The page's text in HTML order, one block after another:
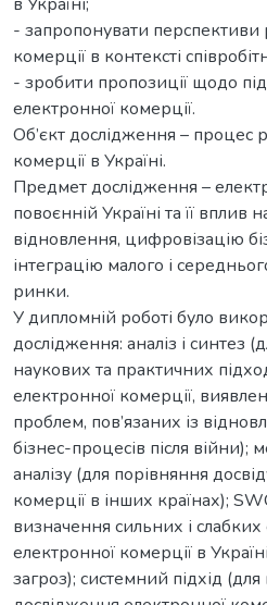
- запропонувати перспективи
комерції в контексті
- зробити пропозиції щодо
електронної комерції.
Об’єкт дослідження – процес
комерції в Україні.
Предмет дослідження –
повоєнній Україні та її вплив
відновлення, цифровізацію
інтеграцію малого і
ринки.
У дипломній роботі було
дослідження: аналіз і синтез
наукових та практичних
електронної комерції,
проблем, пов’язаних із
бізнес-процесів після війни);
аналізу (для порівняння
комерції в інших країнах);
визначення сильних і слабких
електронної комерції в
загроз); системний підхід